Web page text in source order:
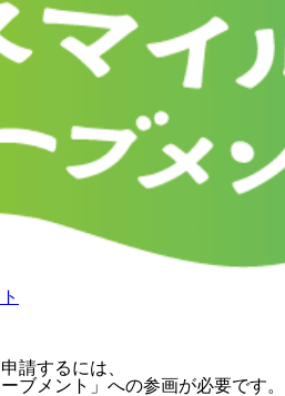
請するには、
ブメント」への参画が必要です。